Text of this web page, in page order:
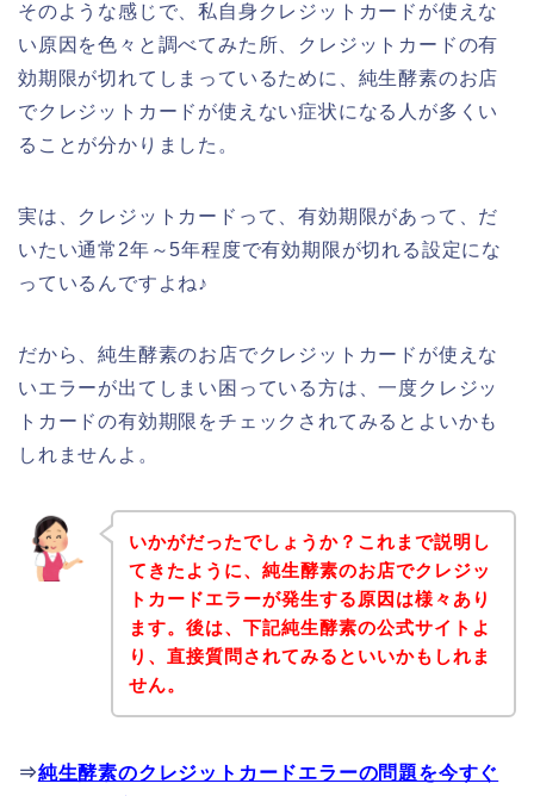
そのような感じで、私自身クレジットカードが使えな
い原因を色々と調べてみた所、クレジットカードの有
効期限が切れてしまっているために、純生酵素のお店
でクレジットカードが使えない症状になる人が多くい
ることが分かりました。
実は、クレジットカードって、有効期限があって、だ
いたい通常2年～5年程度で有効期限が切れる設定にな
っているんですよね♪
だから、純生酵素のお店でクレジットカードが使えな
いエラーが出てしまい困っている方は、一度クレジッ
トカードの有効期限をチェックされてみるとよいかも
しれませんよ。
いかがだったでしょうか？これまで説明し
てきたように、純生酵素のお店でクレジッ
トカードエラーが発生する原因は様々あり
ます。後は、下記純生酵素の公式サイトよ
り、直接質問されてみるといいかもしれま
せん。
⇒純生酵素のクレジットカードエラーの問題を今すぐ